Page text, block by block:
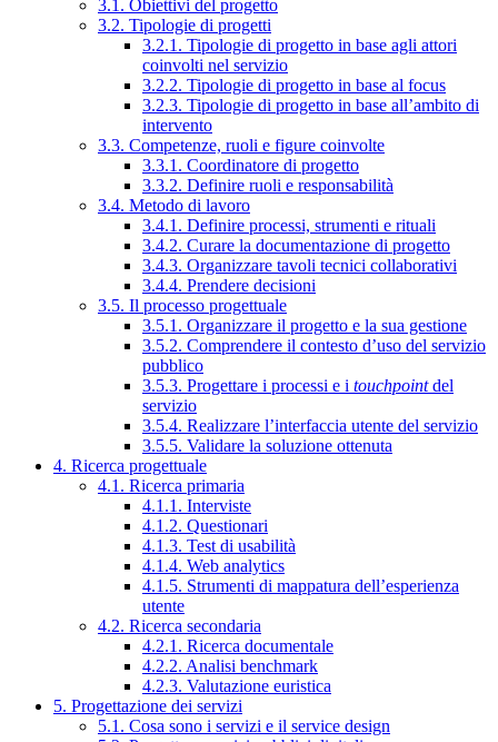
3.1. Obiettivi del progetto
3.2. Tipologie di progetti
3.2.1. Tipologie di progetto in base agli attori
coinvolti nel servizio
3.2.2. Tipologie di progetto in base al focus
3.2.3. Tipologie di progetto in base all’ambito di
intervento
3.3. Competenze, ruoli e figure coinvolte
3.3.1. Coordinatore di progetto
3.3.2. Definire ruoli e responsabilità
3.4. Metodo di lavoro
3.4.1. Definire processi, strumenti e rituali
3.4.2. Curare la documentazione di progetto
3.4.3. Organizzare tavoli tecnici collaborativi
3.4.4. Prendere decisioni
3.5. Il processo progettuale
3.5.1. Organizzare il progetto e la sua gestione
3.5.2. Comprendere il contesto d’uso del servizio
pubblico
3.5.3. Progettare i processi e i touchpointdel
servizio
3.5.4. Realizzare l’interfaccia utente del servizio
3.5.5. Validare la soluzione ottenuta
4. Ricerca progettuale
4.1. Ricerca primaria
4.1.1. Interviste
4.1.2. Questionari
4.1.3. Test di usabilità
4.1.4. Web analytics
4.1.5. Strumenti di mappatura dell’esperienza
utente
4.2. Ricerca secondaria
4.2.1. Ricerca documentale
4.2.2. Analisi benchmark
4.2.3. Valutazione euristica
5. Progettazione dei servizi
5.1. Cosa sono i servizi e il service design